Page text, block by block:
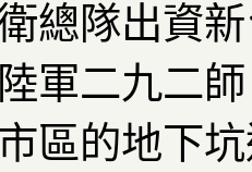
總隊出資
軍二九二
區的地下